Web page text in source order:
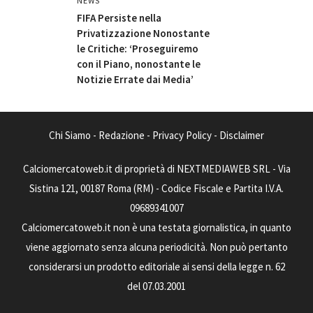
FIFA Persiste nella
Privatizzazione Nonostante
le Critiche: ‘Proseguiremo
con il Piano, nonostante le
Notizie Errate dai Media’
Chi Siamo - Redazione - Privacy Policy - Disclaimer
Calciomercatoweb.it di proprietà di NEXTMEDIAWEB SRL - Via
Sistina 121, 00187 Roma (RM) - Codice Fiscale e Partita I.V.A.
09689341007
Calciomercatoweb.it non è una testata giornalistica, in quanto
viene aggiornato senza alcuna periodicità. Non può pertanto
considerarsi un prodotto editoriale ai sensi della legge n. 62
del 07.03.2001